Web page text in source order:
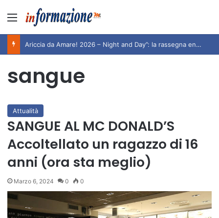
Menu
Ariccia da Amare! 2026 – Night and Day”: la rassegna entra nel vivo. Registrato il sold out negli appuntamenti di luglio, ora al via la programmazione fino a novembre
sangue
Attualità
SANGUE AL MC DONALD’S
Accoltellato un ragazzo di 16
anni (ora sta meglio)
Marzo 6, 2024 0 0